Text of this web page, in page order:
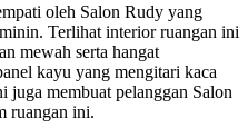
oleh Salon Rudy yang
Terlihat interior ruangan ini
mewah serta hangat
kayu yang mengitari kaca
membuat pelanggan Salon
ruangan ini.